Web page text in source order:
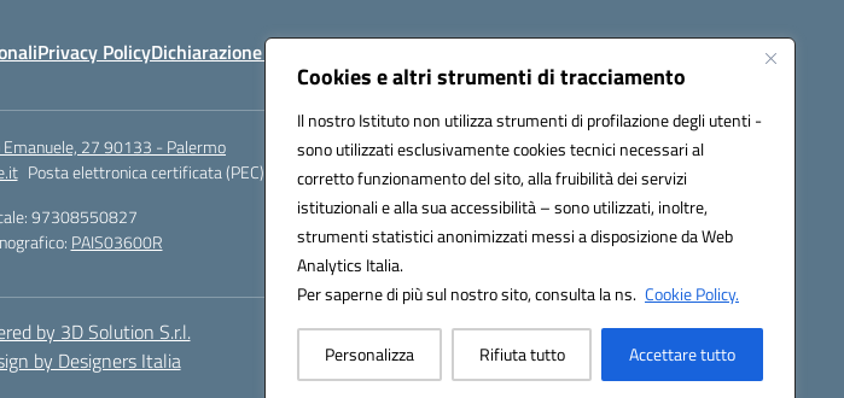
Cookies e altri strumenti di tracciamento
Il nostro Istituto non utilizza strumenti di profilazione degli utenti -
sono utilizzati esclusivamente cookies tecnici necessari al
corretto funzionamento del sito, alla fruibilità dei servizi
istituzionali e alla sua accessibilità – sono utilizzati, inoltre,
strumenti statistici anonimizzati messi a disposizione da Web
Analytics Italia.
Per saperne di più sul nostro sito, consulta la ns. Cookie Policy.
Personalizza Rifiuta tutto Accettare tutto
Privacy PolicyDichiarazione di accessibilità Seguici su:
27 90133 - Palermo
Posta elettronica certificata (PEC):
pais03600r@pec.istruzione.it
97308550827
PAIS03600R
by 3D Solution S.r.l.
by Designers Italia